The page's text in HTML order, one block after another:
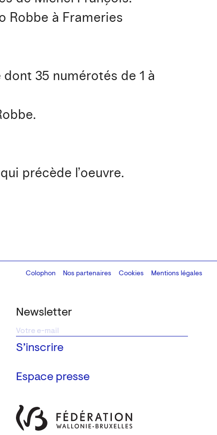
Robbe à Frameries
35 numérotés de 1 à
précède l’oeuvre.
Newsletter
Espace presse
Colophon
Design:Marcel Kaczmarek, code:8080.studio
Nos partenaires Cookies Mentions légales